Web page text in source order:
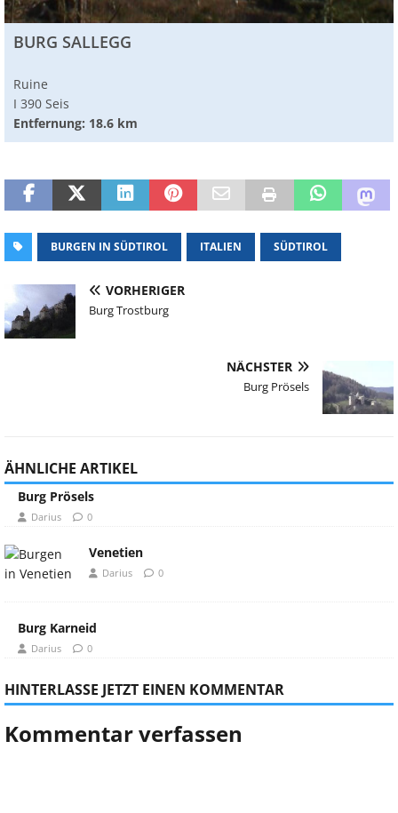
BURG SALLEGG
Ruine
I 390 Seis
Entfernung: 18.6 km
BURGEN IN SÜDTIROL ITALIEN SÜDTIROL
VORHERIGER
Burg Trostburg
NÄCHSTER
Burg Prösels
ÄHNLICHE ARTIKEL
Burg Prösels
Darius 0
Venetien
Darius 0
Burg Karneid
Darius 0
HINTERLASSE JETZT EINEN KOMMENTAR
Kommentar verfassen